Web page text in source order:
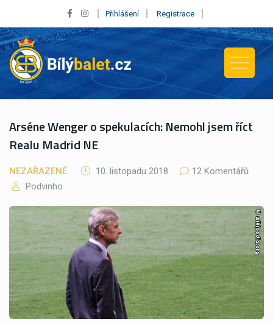
Přihlášení Registrace
Arséne Wenger o spekulacích: Nemohl jsem říct
Realu Madrid NE
NEZAŘAZENÉ 10. listopadu 2018
12 Komentářů
Podvinho